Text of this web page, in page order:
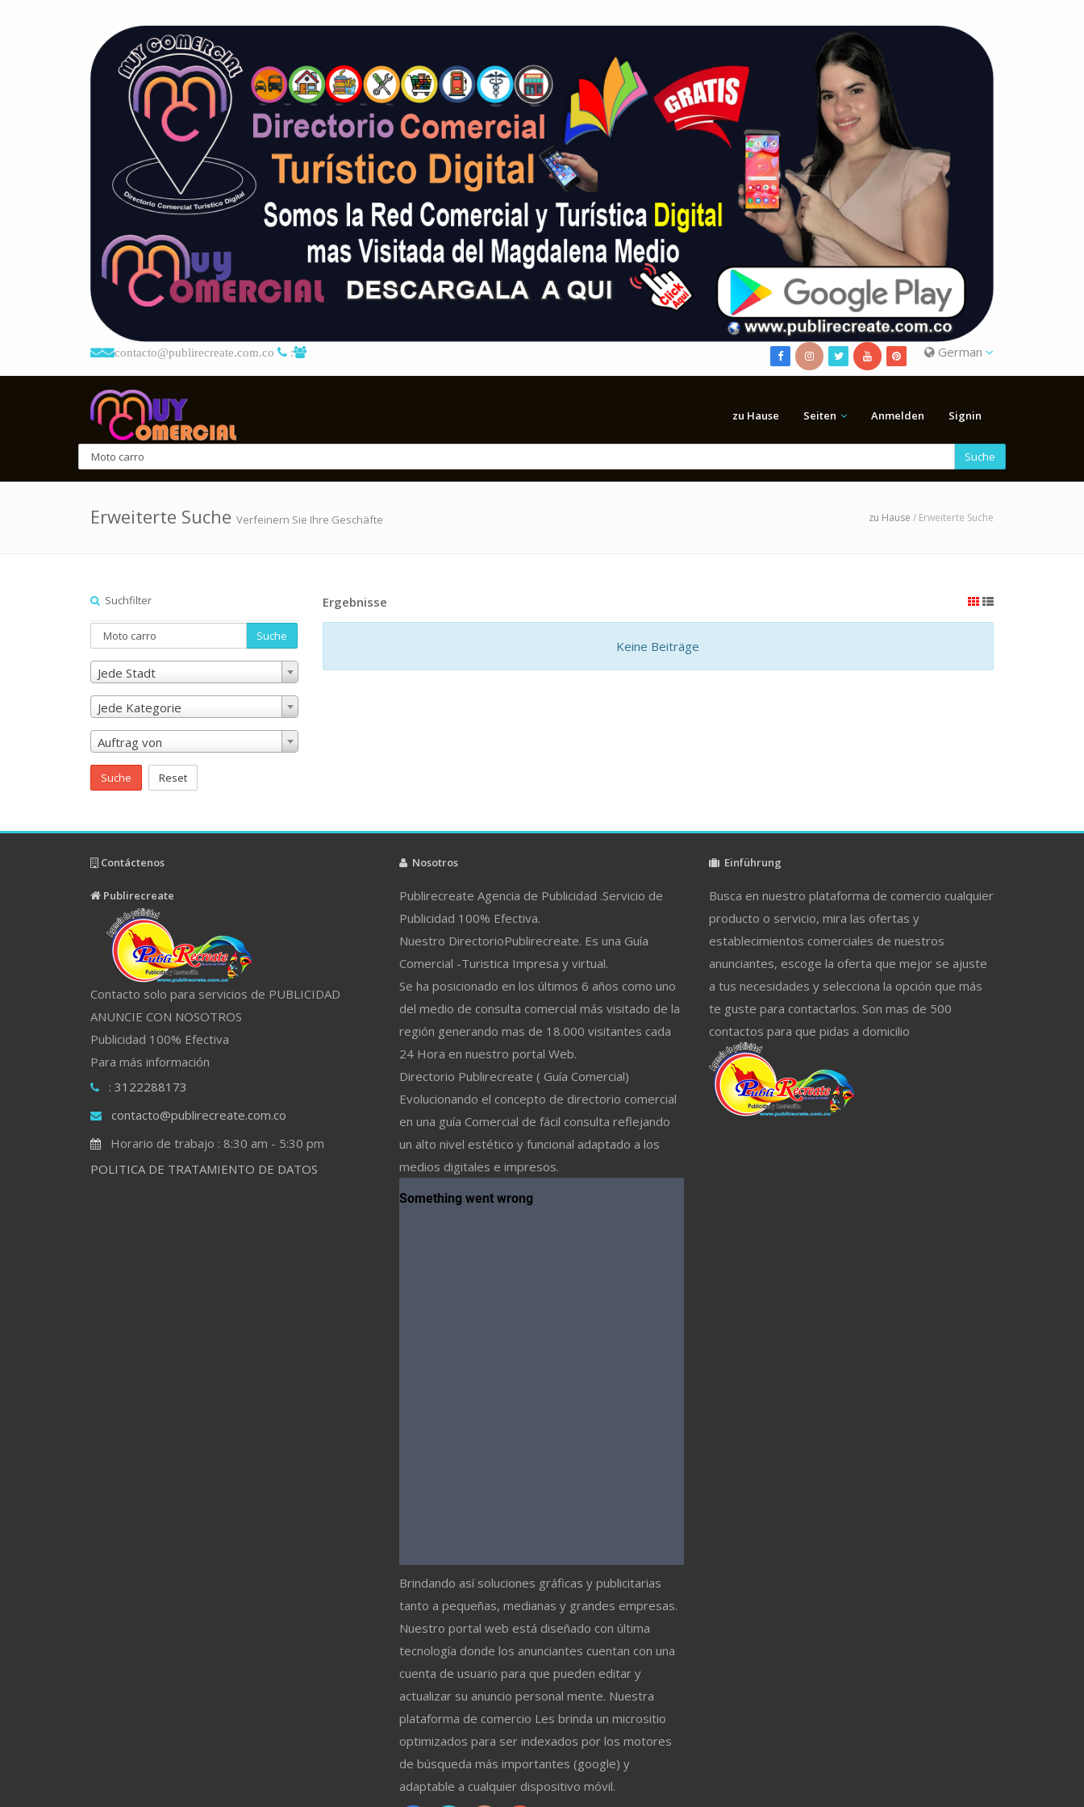
contacto@publirecreate.com.co : German
zu Hause Seiten Anmelden Signin
Suche
Erweiterte Suche Verfeinern Sie Ihre Geschäfte zu Hause / Erweiterte Suche
Suchfilter
Suche
Jede Stadt
Jede Kategorie
Auftrag von
Suche Reset
Ergebnisse
Keine Beiträge
Contáctenos
Publirecreate
Contacto solo para servicios de PUBLICIDAD
ANUNCIE CON NOSOTROS
Publicidad 100% Efectiva
Para más información
: 3122288173
contacto@publirecreate.com.co
Horario de trabajo : 8:30 am - 5:30 pm
POLITICA DE TRATAMIENTO DE DATOS
Nosotros
Publirecreate Agencia de Publicidad .Servicio de
Publicidad 100% Efectiva.
Nuestro DirectorioPublirecreate. Es una Guía
Comercial -Turistica Impresa y virtual.
Se ha posicionado en los últimos 6 años como uno
del medio de consulta comercial más visitado de la
región generando mas de 18.000 visitantes cada
24 Hora en nuestro portal Web.
Directorio Publirecreate ( Guía Comercial)
Evolucionando el concepto de directorio comercial
en una guía Comercial de fácil consulta reflejando
un alto nivel estético y funcional adaptado a los
medios digitales e impresos.
Brindando así soluciones gráficas y publicitarias
tanto a pequeñas, medianas y grandes empresas.
Nuestro portal web está diseñado con última
tecnología donde los anunciantes cuentan con una
cuenta de usuario para que pueden editar y
actualizar su anuncio personal mente. Nuestra
plataforma de comercio Les brinda un micrositio
optimizados para ser indexados por los motores
de búsqueda más importantes (google) y
adaptable a cualquier dispositivo móvil.
Einführung
Busca en nuestro plataforma de comercio cualquier
producto o servicio, mira las ofertas y
establecimientos comerciales de nuestros
anunciantes, escoge la oferta que mejor se ajuste
a tus necesidades y selecciona la opción que más
te guste para contactarlos. Son mas de 500
contactos para que pidas a domicilio